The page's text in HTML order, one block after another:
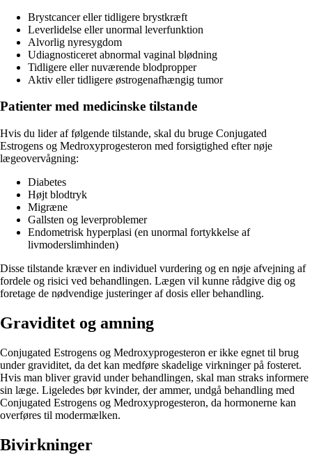
Brystcancer eller tidligere brystkræft
Leverlidelse eller unormal leverfunktion
Alvorlig nyresygdom
Udiagnosticeret abnormal vaginal blødning
Tidligere eller nuværende blodpropper
Aktiv eller tidligere østrogenafhængig tumor
Patienter med medicinske tilstande
Hvis du lider af følgende tilstande, skal du bruge Conjugated
Estrogens og Medroxyprogesteron med forsigtighed efter nøje
lægeovervågning:
Diabetes
Højt blodtryk
Migræne
Gallsten og leverproblemer
Endometrisk hyperplasi (en unormal fortykkelse af
livmoderslimhinden)
Disse tilstande kræver en individuel vurdering og en nøje afvejning af
fordele og risici ved behandlingen. Lægen vil kunne rådgive dig og
foretage de nødvendige justeringer af dosis eller behandling.
Graviditet og amning
Conjugated Estrogens og Medroxyprogesteron er ikke egnet til brug
under graviditet, da det kan medføre skadelige virkninger på fosteret.
Hvis man bliver gravid under behandlingen, skal man straks informere
sin læge. Ligeledes bør kvinder, der ammer, undgå behandling med
Conjugated Estrogens og Medroxyprogesteron, da hormonerne kan
overføres til modermælken.
Bivirkninger